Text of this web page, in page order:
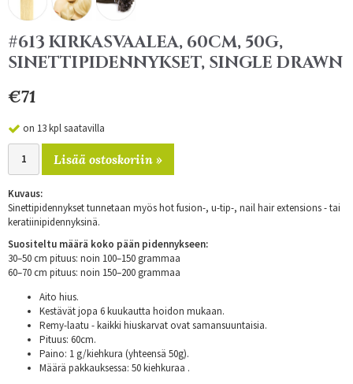
#613 KIRKASVAALEA, 60CM, 50G,
SINETTIPIDENNYKSET, SINGLE DRAWN
€71
on 13 kpl saatavilla
Lisää ostoskoriin »
Kuvaus:
Sinettipidennykset tunnetaan myös hot fusion-, u-tip-, nail hair extensions - tai
keratiinipidennyksinä.
Suositeltu määrä koko pään pidennykseen:
30–50 cm pituus: noin 100–150 grammaa
60–70 cm pituus: noin 150–200 grammaa
Aito hius.
Kestävät jopa 6 kuukautta hoidon mukaan.
Remy-laatu - kaikki hiuskarvat ovat samansuuntaisia.
Pituus: 60cm.
Paino: 1 g/kiehkura (yhteensä 50g).
Määrä pakkauksessa: 50 kiehkuraa .